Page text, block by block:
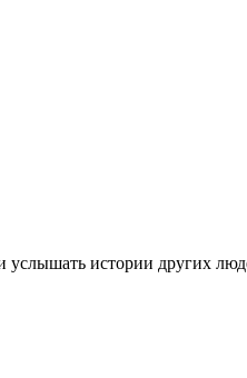
истории других